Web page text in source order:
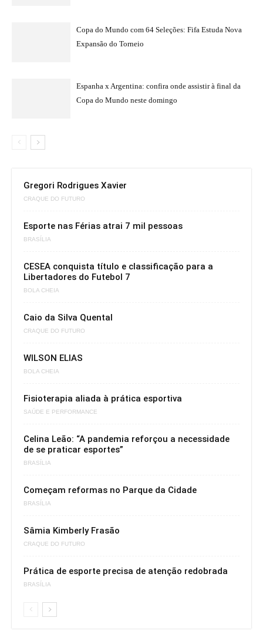
Copa do Mundo com 64 Seleções: Fifa Estuda Nova
Expansão do Torneio
Espanha x Argentina: confira onde assistir à final da
Copa do Mundo neste domingo
Gregori Rodrigues Xavier
CRAQUE DO FUTURO
Esporte nas Férias atrai 7 mil pessoas
BRASÍLIA
CESEA conquista título e classificação para a
Libertadores do Futebol 7
BOLA CHEIA
Caio da Silva Quental
CRAQUE DO FUTURO
WILSON ELIAS
BOLA CHEIA
Fisioterapia aliada à prática esportiva
SAÚDE E PERFORMANCE
Celina Leão: “A pandemia reforçou a necessidade
de se praticar esportes”
BRASÍLIA
Começam reformas no Parque da Cidade
BRASÍLIA
Sâmia Kimberly Frasão
CRAQUE DO FUTURO
Prática de esporte precisa de atenção redobrada
BRASÍLIA